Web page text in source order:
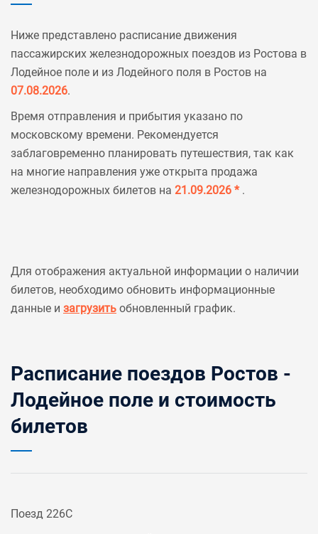
Ниже представлено расписание движения
пассажирских железнодорожных поездов из Ростова в
Лодейное поле и из Лодейного поля в Ростов на
07.08.2026.
Время отправления и прибытия указано по
московскому времени. Рекомендуется
заблаговременно планировать путешествия, так как
на многие направления уже открыта продажа
железнодорожных билетов на 21.09.2026 * .
Для отображения актуальной информации о наличии
билетов, необходимо обновить информационные
данные и загрузить обновленный график.
Расписание поездов Ростов -
Лодейное поле и стоимость
билетов
Поезд 226С